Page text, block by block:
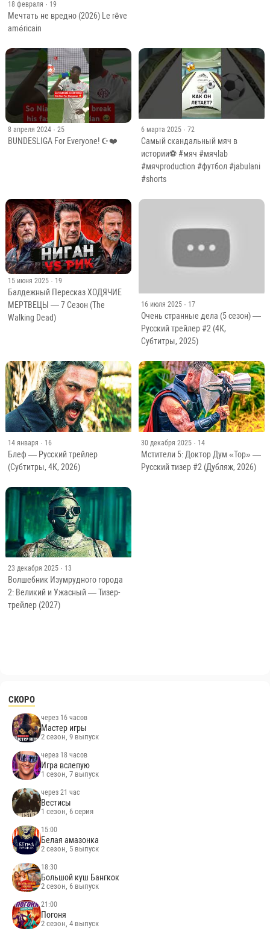
18 февраля · 19
Мечтать не вредно (2026) Le rêve
américain
8 апреля 2024 · 25
BUNDESLIGA For Everyone! ☪️❤️
6 марта 2025 · 72
Самый скандальный мяч в
истории⚽️ #мяч #мячlab
#мячproduction #футбол #jabulani
#shorts
15 июня 2025 · 19
Балдежный Пересказ ХОДЯЧИЕ
МЕРТВЕЦЫ — 7 Сезон (The
Walking Dead)
16 июля 2025 · 17
Очень странные дела (5 сезон) —
Русский трейлер #2 (4К,
Субтитры, 2025)
14 января · 16
Блеф — Русский трейлер
(Субтитры, 4К, 2026)
30 декабря 2025 · 14
Мстители 5: Доктор Дум «Тор» —
Русский тизер #2 (Дубляж, 2026)
23 декабря 2025 · 13
Волшебник Изумрудного города
2: Великий и Ужасный — Тизер-
трейлер (2027)
СКОРО
через 16 часов
Мастер игры
2 сезон, 9 выпуск
через 18 часов
Игра вслепую
1 сезон, 7 выпуск
через 21 час
Вестисы
1 сезон, 6 серия
15:00
Белая амазонка
2 сезон, 5 выпуск
18:30
Большой куш Бангкок
2 сезон, 6 выпуск
21:00
Погоня
2 сезон, 4 выпуск